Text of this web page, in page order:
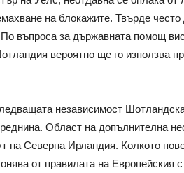
на блокажите. Твърде
въпроса за държавната помощ
вероятно ще го използва
независимост
Област на допълнителна
на Северна Ирландия. Колкото
от правилата на Европейския